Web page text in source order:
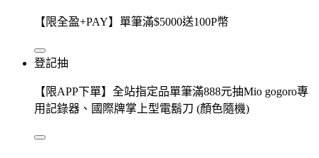
【限全盈+PAY】單筆滿$5000送100P幣
登記抽
【限APP下單】全站指定品單筆滿888元抽Mio gogoro專
用記錄器、國際牌掌上型電鬍刀 (顏色隨機)